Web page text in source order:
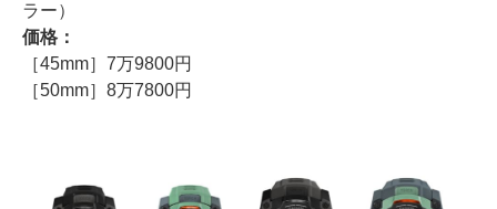
ラー）
価格：
［45mm］7万9800円
［50mm］8万7800円